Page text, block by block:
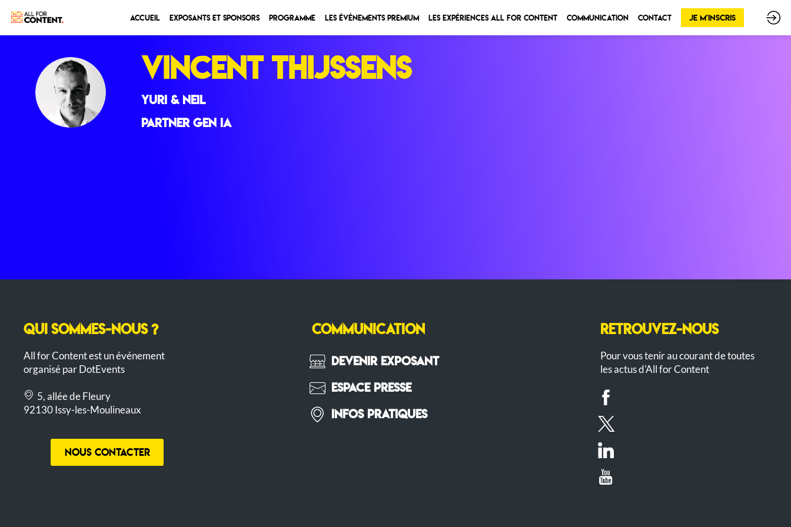
Accueil Exposants et sponsors Programme Les Événements Premium Les expériences All for Content Communication Contact Je m'inscris
VT
Vincent THIJSSENS
YURI & NEIL
Partner Gen IA
QUI SOMMES-NOUS ?
All for Content est un événement
organisé par DotEvents
5, allée de Fleury
92130 Issy-les-Moulineaux
Nous contacter
COMMUNICATION
Devenir Exposant
Espace Presse
Infos pratiques
RETROUVEZ-NOUS
Pour vous tenir au courant de toutes
les actus d'All for Content